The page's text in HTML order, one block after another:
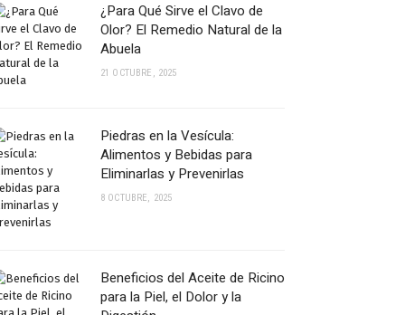
¿Para Qué Sirve el Clavo de
Olor? El Remedio Natural de la
Abuela
21 OCTUBRE, 2025
Piedras en la Vesícula:
Alimentos y Bebidas para
Eliminarlas y Prevenirlas
8 OCTUBRE, 2025
Beneficios del Aceite de Ricino
para la Piel, el Dolor y la